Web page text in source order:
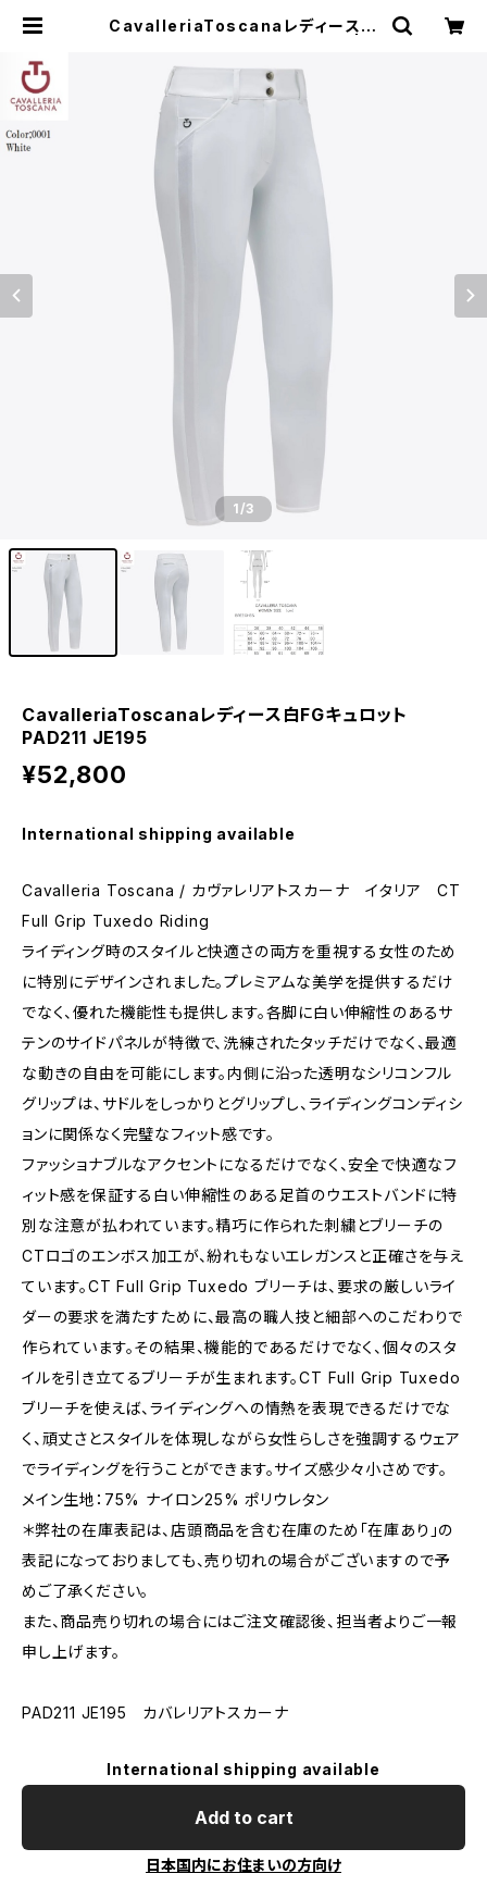
CavalleriaToscanaレディース白
ョップ | 通販
1/3
CavalleriaToscanaレディース白FGキュロット
PAD211 JE195
¥52,800
International shipping available
Cavalleria Toscana / カヴァレリアトスカーナ イタリア CT
Full Grip Tuxedo Riding
ライディング時のスタイルと快適さの両方を重視する女性のため
に特別にデザインされました。プレミアムな美学を提供するだけ
でなく、優れた機能性も提供します。各脚に白い伸縮性のあるサ
テンのサイドパネルが特徴で、洗練されたタッチだけでなく、最適
な動きの自由を可能にします。内側に沿った透明なシリコンフル
グリップは、サドルをしっかりとグリップし、ライディングコンディシ
ョンに関係なく完璧なフィット感です。
ファッショナブルなアクセントになるだけでなく、安全で快適なフ
ィット感を保証する白い伸縮性のある足首のウエストバンドに特
別な注意が払われています。精巧に作られた刺繍とブリーチの
CTロゴのエンボス加工が、紛れもないエレガンスと正確さを与え
ています。CT Full Grip Tuxedo ブリーチは、要求の厳しいライ
ダーの要求を満たすために、最高の職人技と細部へのこだわりで
作られています。その結果、機能的であるだけでなく、個々のスタ
イルを引き立てるブリーチが生まれます。CT Full Grip Tuxedo
ブリーチを使えば、ライディングへの情熱を表現できるだけでな
く、頑丈さとスタイルを体現しながら女性らしさを強調するウェア
でライディングを行うことができます。サイズ感少々小さめです。
メイン生地：75% ナイロン25% ポリウレタン
＊弊社の在庫表記は、店頭商品を含む在庫のため「在庫あり」の
表記になっておりましても、売り切れの場合がございますので予
めご了承ください。
また、商品売り切れの場合にはご注文確認後、担当者よりご一報
申し上げます。
PAD211 JE195 カバレリアトスカーナ
International shipping available
Add to cart
日本国内にお住まいの方向け